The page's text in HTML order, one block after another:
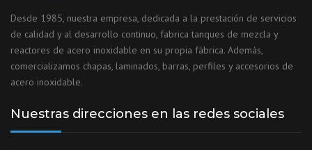
Desde 1985, nuestra empresa, dedicada a la prestación de servicios
de calidad y al desarrollo continuo, fabrica tanques de mezcla y
reactores de acero inoxidable en su propia fábrica. Además,
comercializamos chapas, laminados, barras, perfiles y accesorios de
acero inoxidable.
Nuestras direcciones en las redes sociales